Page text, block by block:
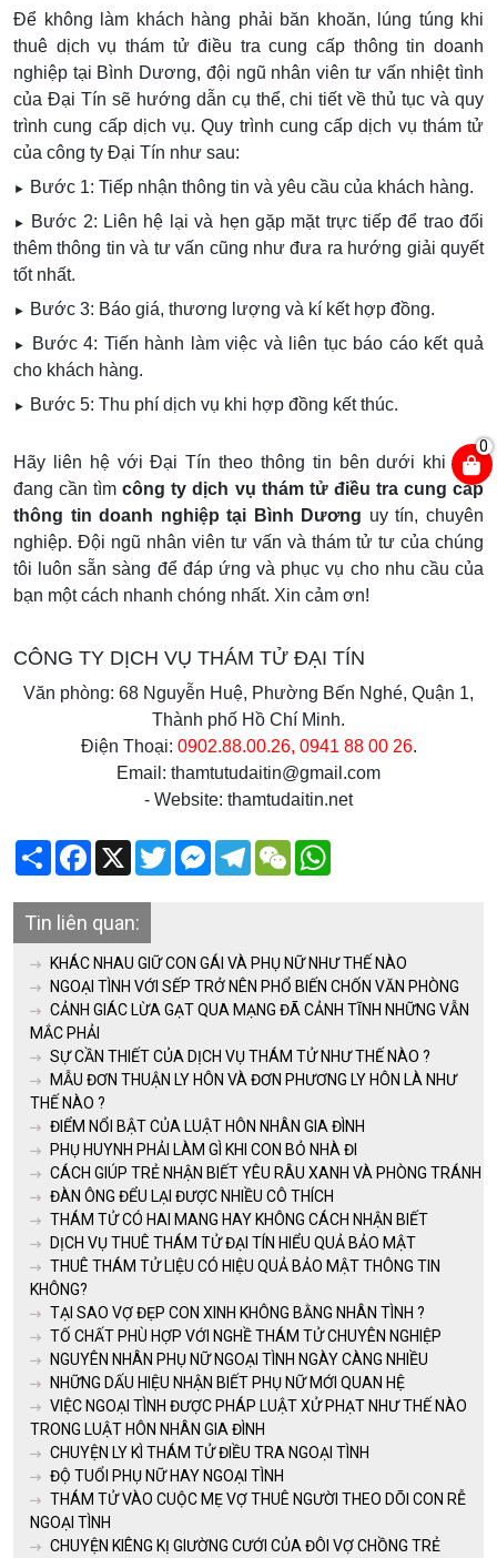
Để không làm khách hàng phải băn khoăn, lúng túng khi
thuê dịch vụ thám tử điều tra cung cấp thông tin doanh
nghiệp tại Bình Dương, đội ngũ nhân viên tư vấn nhiệt tình
của Đại Tín sẽ hướng dẫn cụ thể, chi tiết về thủ tục và quy
trình cung cấp dịch vụ. Quy trình cung cấp dịch vụ thám tử
của công ty Đại Tín như sau:
► Bước 1: Tiếp nhận thông tin và yêu cầu của khách hàng.
►
Bước 2: Liên hệ lại và hẹn gặp mặt trực tiếp để trao đổi
thêm thông tin và tư vấn cũng như đưa ra hướng giải quyết
tốt nhất.
► Bước 3: Báo giá, thương lượng và kí kết hợp đồng.
►
Bước 4: Tiến hành làm việc và liên tục báo cáo kết quả
cho khách hàng.
► Bước 5: Thu phí dịch vụ khi hợp đồng kết thúc.
Hãy liên hệ với Đại Tín theo thông tin bên dưới khi bạn
đang cần tìmcông ty dịch vụ thám tử điều tra cung cấp
thông tin doanh nghiệp tại Bình Dương uy tín, chuyên
nghiệp. Đội ngũ nhân viên tư vấn và thám tử tư của chúng
tôi luôn sẵn sàng để đáp ứng và phục vụ cho nhu cầu của
bạn một cách nhanh chóng nhất. Xin cảm ơn!
CÔNG TY DỊCH VỤ THÁM TỬ ĐẠI TÍN
Văn phòng: 68 Nguyễn Huệ, Phường Bến Nghé, Quận 1,
Thành phố Hồ Chí Minh.
Điện Thoại: 0902.88.00.26, 0941 88 00 26.
Email: thamtutudaitin@gmail.com
- Website: thamtudaitin.net
Share Facebook
X TwitterMessengerTelegramWeChat
Tin liên quan:
KHÁC NHAU GIỮ CON GÁI VÀ PHỤ NỮ NHƯ THẾ NÀO
NGOẠI TÌNH VỚI SẾP TRỞ NÊN PHỔ BIẾN CHỐN VĂN PHÒNG
CẢNH GIÁC LỪA GẠT QUA MẠNG ĐÃ CẢNH TĨNH NHỮNG VẪN
MẮC PHẢI
SỰ CẦN THIẾT CỦA DỊCH VỤ THÁM TỬ NHƯ THẾ NÀO ?
MẪU ĐƠN THUẬN LY HÔN VÀ ĐƠN PHƯƠNG LY HÔN LÀ NHƯ
THẾ NÀO ?
ĐIỂM NỔI BẬT CỦA LUẬT HÔN NHÂN GIA ĐÌNH
PHỤ HUYNH PHẢI LÀM GÌ KHI CON BỎ NHÀ ĐI
CÁCH GIÚP TRẺ NHẬN BIẾT YÊU RÂU XANH VÀ PHÒNG TRÁNH
ĐÀN ÔNG ĐỂU LẠI ĐƯỢC NHIỀU CÔ THÍCH
THÁM TỬ CÓ HAI MANG HAY KHÔNG CÁCH NHẬN BIẾT
DỊCH VỤ THUÊ THÁM TỬ ĐẠI TÍN HIỂU QUẢ BẢO MẬT
THUÊ THÁM TỬ LIỆU CÓ HIỆU QUẢ BẢO MẬT THÔNG TIN
KHÔNG?
TẠI SAO VỢ ĐẸP CON XINH KHÔNG BẰNG NHÂN TÌNH ?
TỐ CHẤT PHÙ HỢP VỚI NGHỀ THÁM TỬ CHUYÊN NGHIỆP
NGUYÊN NHÂN PHỤ NỮ NGOẠI TÌNH NGÀY CÀNG NHIỀU
NHỮNG DẤU HIỆU NHẬN BIẾT PHỤ NỮ MỚI QUAN HỆ
VIỆC NGOẠI TÌNH ĐƯỢC PHÁP LUẬT XỬ PHẠT NHƯ THẾ NÀO
TRONG LUẬT HÔN NHÂN GIA ĐÌNH
CHUYỆN LY KÌ THÁM TỬ ĐIỀU TRA NGOẠI TÌNH
ĐỘ TUỔI PHỤ NỮ HAY NGOẠI TÌNH
THÁM TỬ VÀO CUỘC MẸ VỢ THUÊ NGƯỜI THEO DÕI CON RỄ
NGOẠI TÌNH
CHUYỆN KIÊNG KỊ GIƯỜNG CƯỚI CỦA ĐÔI VỢ CHỒNG TRẺ
0